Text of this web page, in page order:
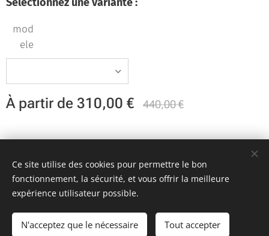
mod
ele
À partir de 310,00 € 440,00€
Ajouter au panier
Team KR Autosport - Création originale 2D Unlimited © 2018
Toutes images non libres de droits
Cookies
Ce site utilise des cookies pour permettre le bon
fonctionnement, la sécurité, et vous offrir la meilleure
expérience utilisateur possible.
N'acceptez que le nécessaire Tout accepter